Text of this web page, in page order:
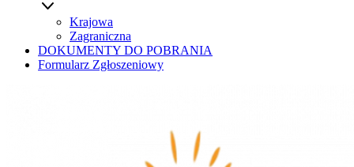
Krajowa
Zagraniczna
DOKUMENTY DO POBRANIA
Formularz Zgłoszeniowy